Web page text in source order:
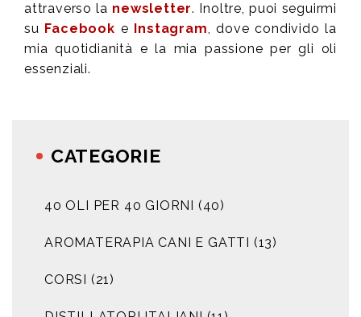
attraverso la newsletter. Inoltre, puoi seguirmi
su Facebook e Instagram, dove condivido la
mia quotidianità e la mia passione per gli oli
essenziali.
CATEGORIE
40 OLI PER 40 GIORNI (40)
AROMATERAPIA CANI E GATTI (13)
CORSI (21)